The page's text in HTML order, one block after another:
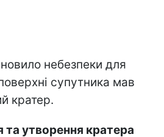
небезпеки для
супутника мав
кратер.
та утворення кратера